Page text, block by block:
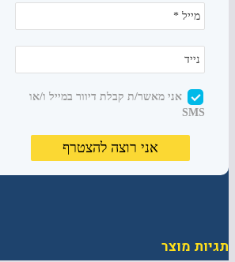
תגיות מוצר